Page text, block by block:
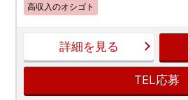
高収入のオシゴト
詳細を見る
TEL応募